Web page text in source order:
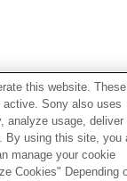
this website. These
Sony also uses
analyze usage, deliver
By using this site, you
manage your cookie
Cookies" Depending